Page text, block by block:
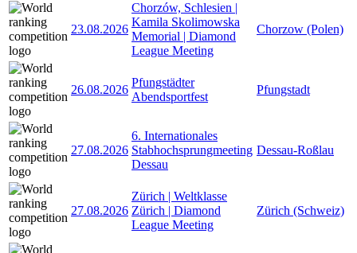
23.08.2026
Chorzów, Schlesien |
Kamila Skolimowska
Memorial | Diamond
League Meeting
Chorzow (Polen)
26.08.2026
Pfungstädter
Abendsportfest
Pfungstadt
27.08.2026
6. Internationales
Stabhochsprungmeeting
Dessau
Dessau-Roßlau
27.08.2026
Zürich | Weltklasse
Zürich | Diamond
League Meeting
Zürich (Schweiz)